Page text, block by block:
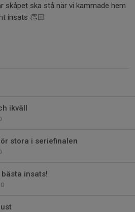
skåpet ska stå när vi kammade hem
insats 👏🏻
ikväll
stora i seriefinalen
insats!
0